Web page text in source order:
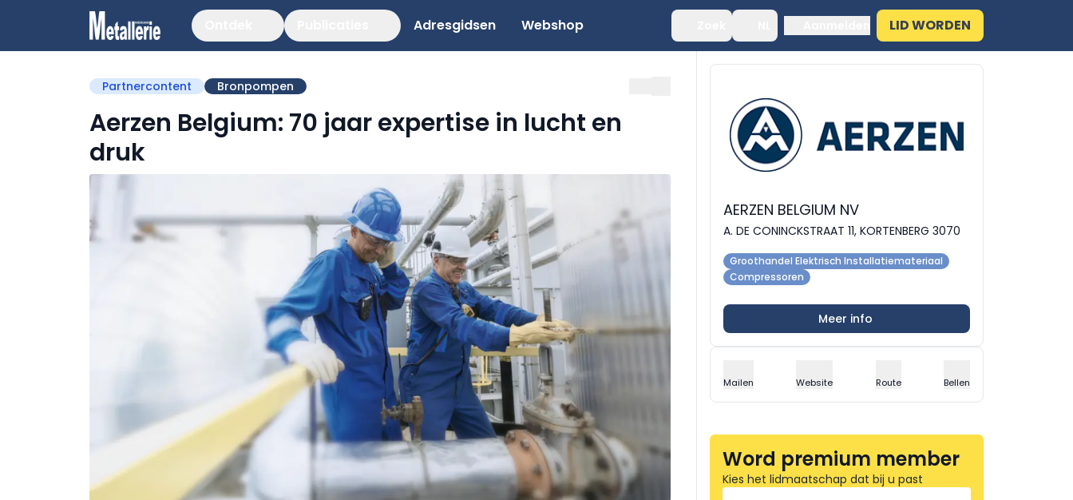
Adresgidsen Webshop LID WORDEN
Partnercontent Bronpompen
Aerzen Belgium: 70 jaar expertise in lucht en
druk
AERZEN BELGIUM NV
A. DE CONINCKSTRAAT 11, KORTENBERG 3070
Groothandel Elektrisch Installatiemateriaal
Compressoren
Meer info
Mailen Website Route Bellen
Word premium member
Kies het lidmaatschap dat bij u past